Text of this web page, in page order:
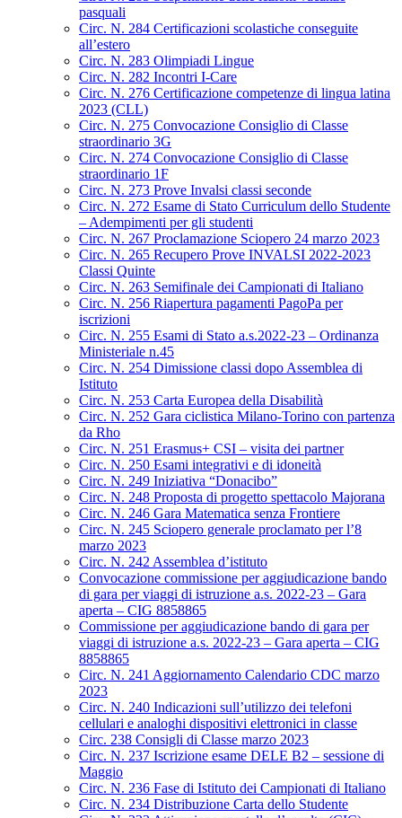
pasquali
Circ. N. 284 Certificazioni scolastiche conseguite
all’estero
Circ. N. 283 Olimpiadi Lingue
Circ. N. 282 Incontri I-Care
Circ. N. 276 Certificazione competenze di lingua latina
2023 (CLL)
Circ. N. 275 Convocazione Consiglio di Classe
straordinario 3G
Circ. N. 274 Convocazione Consiglio di Classe
straordinario 1F
Circ. N. 273 Prove Invalsi classi seconde
Circ. N. 272 Esame di Stato Curriculum dello Studente
– Adempimenti per gli studenti
Circ. N. 267 Proclamazione Sciopero 24 marzo 2023
Circ. N. 265 Recupero Prove INVALSI 2022-2023
Classi Quinte
Circ. N. 263 Semifinale dei Campionati di Italiano
Circ. N. 256 Riapertura pagamenti PagoPa per
iscrizioni
Circ. N. 255 Esami di Stato a.s.2022-23 – Ordinanza
Ministeriale n.45
Circ. N. 254 Dimissione classi dopo Assemblea di
Istituto
Circ. N. 253 Carta Europea della Disabilità
Circ. N. 252 Gara ciclistica Milano-Torino con partenza
da Rho
Circ. N. 251 Erasmus+ CSI – visita dei partner
Circ. N. 250 Esami integrativi e di idoneità
Circ. N. 249 Iniziativa “Donacibo”
Circ. N. 248 Proposta di progetto spettacolo Majorana
Circ. N. 246 Gara Matematica senza Frontiere
Circ. N. 245 Sciopero generale proclamato per l’8
marzo 2023
Circ. N. 242 Assemblea d’istituto
Convocazione commissione per aggiudicazione bando
di gara per viaggi di istruzione a.s. 2022-23 – Gara
aperta – CIG 8858865
Commissione per aggiudicazione bando di gara per
viaggi di istruzione a.s. 2022-23 – Gara aperta – CIG
8858865
Circ. N. 241 Aggiornamento Calendario CDC marzo
2023
Circ. N. 240 Indicazioni sull’utilizzo dei telefoni
cellulari e analoghi dispositivi elettronici in classe
Circ. 238 Consigli di Classe marzo 2023
Circ. N. 237 Iscrizione esame DELE B2 – sessione di
Maggio
Circ. N. 236 Fase di Istituto dei Campionati di Italiano
Circ. N. 234 Distribuzione Carta dello Studente